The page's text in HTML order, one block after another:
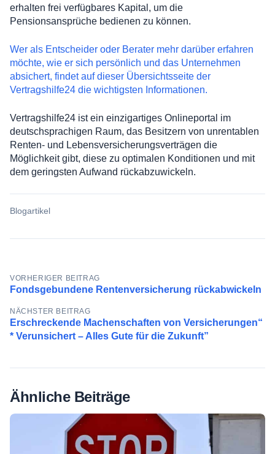
erhalten frei verfügbares Kapital, um die
Pensionsansprüche bedienen zu können.
Wer als Entscheider oder Berater mehr darüber erfahren
möchte, wie er sich persönlich und das Unternehmen
absichert, findet auf dieser Übersichtsseite der
Vertragshilfe24 die wichtigsten Informationen.
Vertragshilfe24 ist ein einzigartiges Onlineportal im
deutschsprachigen Raum, das Besitzern von unrentablen
Renten- und Lebensversicherungsverträgen die
Möglichkeit gibt, diese zu optimalen Konditionen und mit
dem geringsten Aufwand rückabzuwickeln.
Blogartikel
VORHERIGER BEITRAG
Fondsgebundene Rentenversicherung rückabwickeln
NÄCHSTER BEITRAG
Erschreckende Machenschaften von Versicherungen“
* Verunsichert – Alles Gute für die Zukunft”
Ähnliche Beiträge